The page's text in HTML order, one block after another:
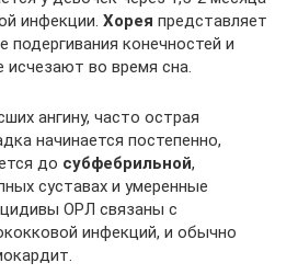
инфекции. Хорея представляет
подергивания конечностей и
во время сна.
ангину, часто острая
начинается постепенно,
до субфебрильной,
суставах и умеренные
ОРЛ связаны с
инфекций, и обычно